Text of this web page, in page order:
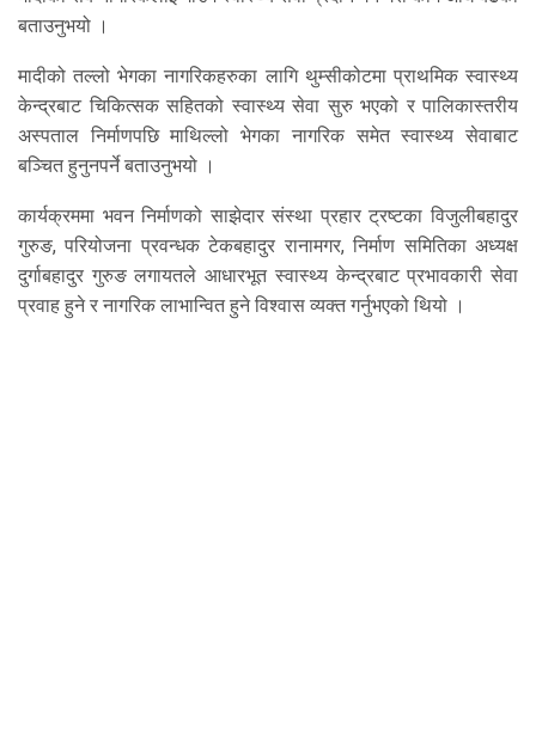
बताउनुभयो ।
मादीको तल्लो भेगका नागरिकहरुका लागि थुम्सीकोटमा प्राथमिक स्वास्थ्य
केन्द्रबाट चिकित्सक सहितको स्वास्थ्य सेवा सुरु भएको र पालिकास्तरीय
अस्पताल निर्माणपछि माथिल्लो भेगका नागरिक समेत स्वास्थ्य सेवाबाट
बञ्चित हुनुनपर्ने बताउनुभयो ।
कार्यक्रममा भवन निर्माणको साझेदार संस्था प्रहार ट्रष्टका विजुलीबहादुर
गुरुङ, परियोजना प्रवन्धक टेकबहादुर रानामगर, निर्माण समितिका अध्यक्ष
दुर्गाबहादुर गुरुङ लगायतले आधारभूत स्वास्थ्य केन्द्रबाट प्रभावकारी सेवा
प्रवाह हुने र नागरिक लाभान्वित हुने विश्वास व्यक्त गर्नुभएको थियो ।